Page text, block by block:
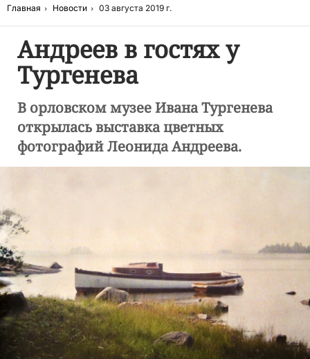
Главная Новости 03 августа 2019 г.
Андреев в гостях у
Тургенева
В орловском музее Ивана Тургенева
открылась выставка цветных
фотографий Леонида Андреева.